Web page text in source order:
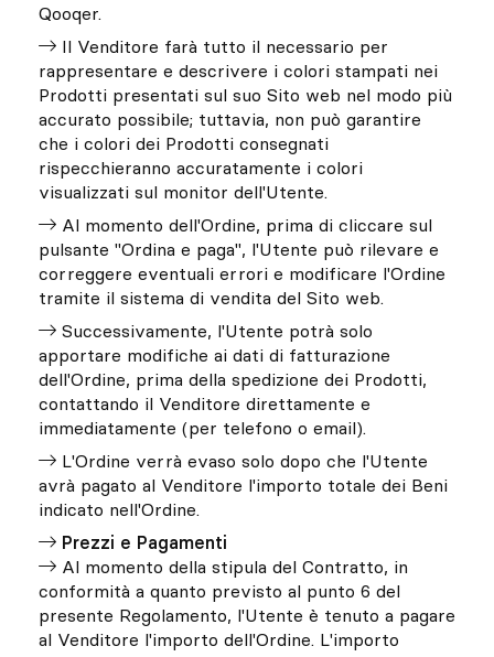
Qooqer.
Il Venditore farà tutto il necessario per
rappresentare e descrivere i colori stampati nei
Prodotti presentati sul suo Sito web nel modo più
accurato possibile; tuttavia, non può garantire
che i colori dei Prodotti consegnati
rispecchieranno accuratamente i colori
visualizzati sul monitor dell'Utente.
Al momento dell'Ordine, prima di cliccare sul
pulsante "Ordina e paga", l'Utente può rilevare e
correggere eventuali errori e modificare l'Ordine
tramite il sistema di vendita del Sito web.
Successivamente, l'Utente potrà solo
apportare modifiche ai dati di fatturazione
dell'Ordine, prima della spedizione dei Prodotti,
contattando il Venditore direttamente e
immediatamente (per telefono o email).
L'Ordine verrà evaso solo dopo che l'Utente
avrà pagato al Venditore l'importo totale dei Beni
indicato nell'Ordine.
Prezzi e Pagamenti
Al momento della stipula del Contratto, in
conformità a quanto previsto al punto 6 del
presente Regolamento, l'Utente è tenuto a pagare
al Venditore l'importo dell'Ordine. L'importo